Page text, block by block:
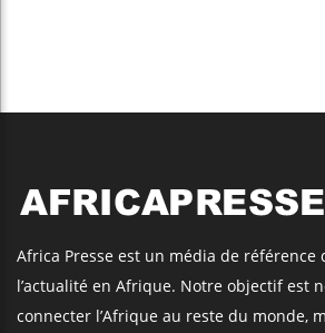
Africa Presse est un média de référence
l’actualité en Afrique. Notre objectif est
connecter l’Afrique au reste du monde,